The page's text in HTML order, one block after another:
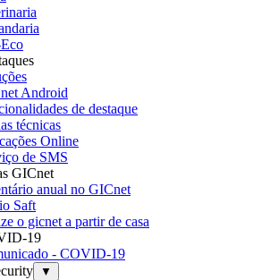
Android
de destaque
técnicas
Online
de SMS
GICnet
anual no GICnet
Saft
o gicnet a partir de casa
19
- COVID-19
▼